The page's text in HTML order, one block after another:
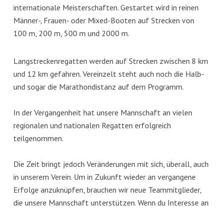
internationale Meisterschaften. Gestartet wird in reinen
Männer-, Frauen- oder Mixed-Booten auf Strecken von
100 m, 200 m, 500 m und 2000 m.
Langstreckenregatten werden auf Strecken zwischen 8 km
und 12 km gefahren. Vereinzelt steht auch noch die Halb-
und sogar die Marathondistanz auf dem Programm.
In der Vergangenheit hat unsere Mannschaft an vielen
regionalen und nationalen Regatten erfolgreich
teilgenommen.
Die Zeit bringt jedoch Veränderungen mit sich, überall, auch
in unserem Verein. Um in Zukunft wieder an vergangene
Erfolge anzuknüpfen, brauchen wir neue Teammitglieder,
die unsere Mannschaft unterstützen. Wenn du Interesse an